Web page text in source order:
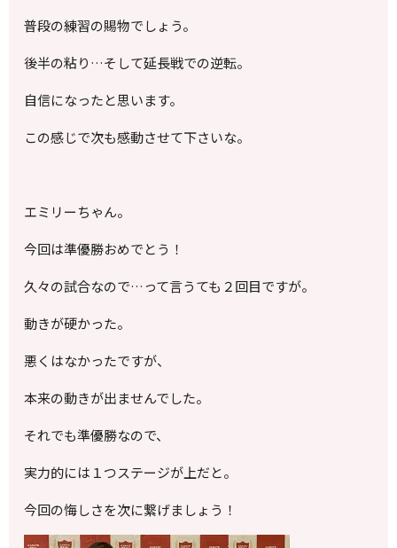
普段の練習の賜物でしょう。
後半の粘り…そして延長戦での逆転。
自信になったと思います。
この感じで次も感動させて下さいな。
エミリーちゃん。
今回は準優勝おめでとう！
久々の試合なので…って言うても２回目ですが。
動きが硬かった。
悪くはなかったですが、
本来の動きが出ませんでした。
それでも準優勝なので、
実力的には１つステージが上だと。
今回の悔しさを次に繋げましょう！